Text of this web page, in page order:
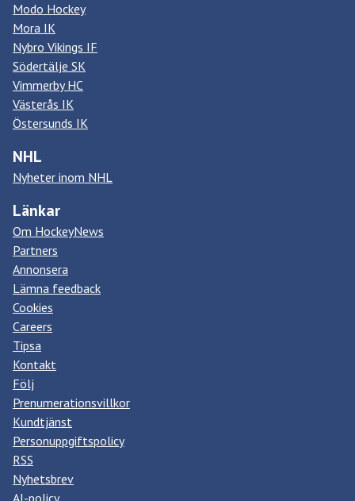
Modo Hockey
Mora IK
Nybro Vikings IF
Södertälje SK
Vimmerby HC
Västerås IK
Östersunds IK
NHL
Nyheter inom NHL
Länkar
Om HockeyNews
Partners
Annonsera
Lämna feedback
Cookies
Careers
Tipsa
Kontakt
Följ
Prenumerationsvillkor
Kundtjänst
Personuppgiftspolicy
RSS
Nyhetsbrev